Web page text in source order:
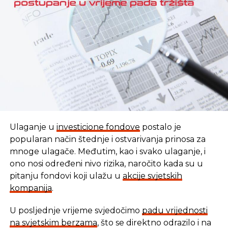
REKLAMA
U vremenu kada tradicionalni oblici štednje nude
Ulaganje u investicione fondove postalo je
popularan način štednje i ostvarivanja prinosa za
mnoge ulagače. Međutim, kao i svako ulaganje, i
ono nosi određeni nivo rizika, naročito kada su u
pitanju fondovi koji ulažu u akcije svjetskih
kompanija.
U posljednje vrijeme svjedočimo padu vrijednosti
na svjetskim berzama, što se direktno odrazilo i na